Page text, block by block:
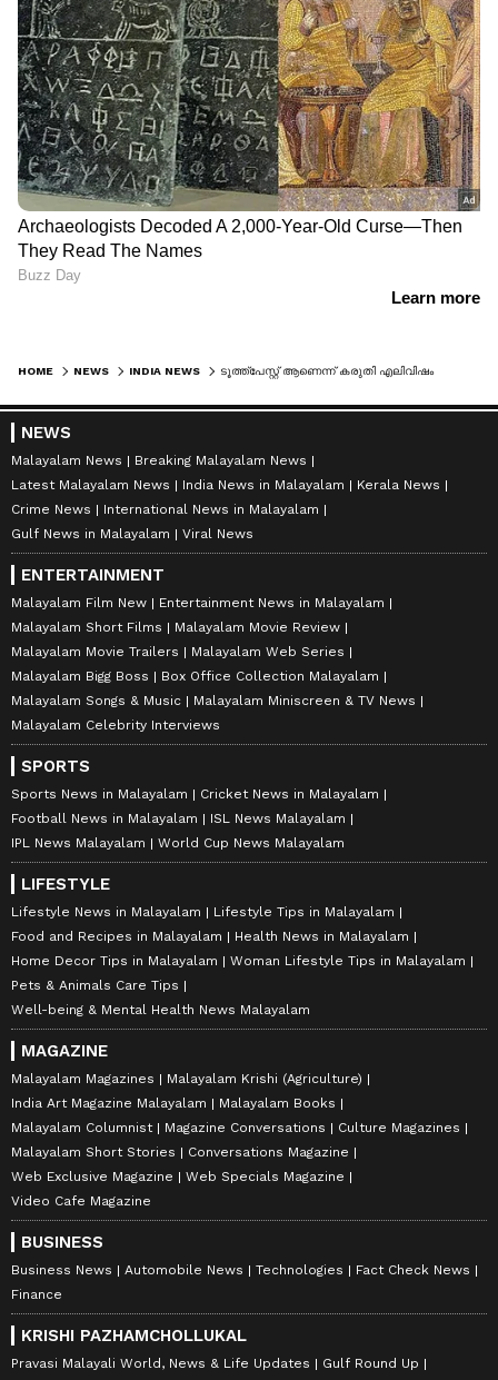
HOME NEWS INDIA NEWS
NEWS
Malayalam News
Breaking Malayalam News
Latest Malayalam News
India News in Malayalam
Kerala News
Crime News
International News in Malayalam
Gulf News in Malayalam
Viral News
ENTERTAINMENT
Malayalam Film New
Entertainment News in Malayalam
Malayalam Short Films
Malayalam Movie Review
Malayalam Movie Trailers
Malayalam Web Series
Malayalam Bigg Boss
Box Office Collection Malayalam
Malayalam Songs & Music
Malayalam Miniscreen & TV News
Malayalam Celebrity Interviews
SPORTS
Sports News in Malayalam
Cricket News in Malayalam
Football News in Malayalam
ISL News Malayalam
IPL News Malayalam
World Cup News Malayalam
LIFESTYLE
Lifestyle News in Malayalam
Lifestyle Tips in Malayalam
Food and Recipes in Malayalam
Health News in Malayalam
Home Decor Tips in Malayalam
Woman Lifestyle Tips in Malayalam
Pets & Animals Care Tips
Well-being & Mental Health News Malayalam
MAGAZINE
Malayalam Magazines
Malayalam Krishi (Agriculture)
India Art Magazine Malayalam
Malayalam Books
Malayalam Columnist
Magazine Conversations
Culture Magazines
Malayalam Short Stories
Conversations Magazine
Web Exclusive Magazine
Web Specials Magazine
Video Cafe Magazine
BUSINESS
Business News Automobile News Technologies
Fact Check News
Finance
KRISHI PAZHAMCHOLLUKAL
Pravasi Malayali World, News & Life Updates
Gulf Round Up